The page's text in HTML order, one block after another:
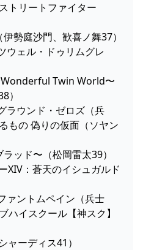
トリートファイター
勢庭沙門、歓喜ノ舞37）
ウェル・ドゥリムグレ
Twin World〜
）
ラウンド・ゼロズ（兵
もの 偽りの仮面（ソヤン
ッド〜（松岡雷太39）
XIV：蒼天のイシュガルド
ァントムペイン（兵士
ハイスクール【神スク】
ャーディス41）